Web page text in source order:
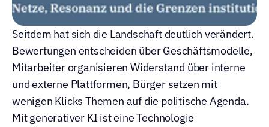
Seitdem hat sich die Landschaft deutlich verändert.
Bewertungen entscheiden über Geschäftsmodelle,
Mitarbeiter organisieren Widerstand über interne
und externe Plattformen, Bürger setzen mit
wenigen Klicks Themen auf die politische Agenda.
Mit generativer KI ist eine Technologie